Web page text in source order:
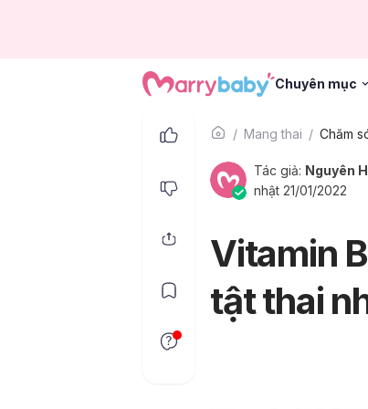
Chuyên mục
Mang thai Chăm
Tác giả: Nguyên
nhật 21/01/2022
Vitamin
tật thai